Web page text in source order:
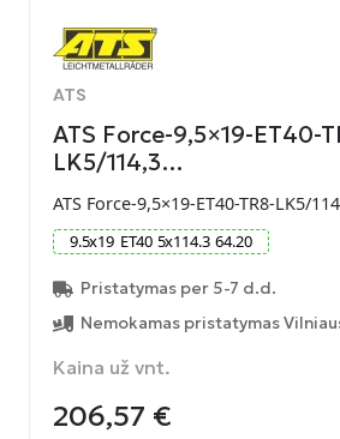
ATS
ATS Force-9,5×19-ET40-
LK5/114,3…
ATS Force-9,5×19-ET40-TR8-LK5/
9.5x19 ET40 5x114.3 64.20
Pristatymas per 5-7 d.d.
Nemokamas pristatymas
Kaina už vnt.
206,57 €